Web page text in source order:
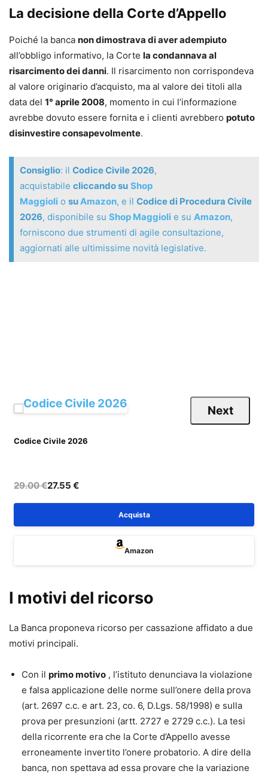
La decisione della Corte d’Appello
Poiché la banca non dimostrava di aver adempiuto
all’obbligo informativo, la Corte la condannava al
risarcimento dei danni. Il risarcimento non corrispondeva
al valore originario d’acquisto, ma al valore dei titoli alla
data del 1° aprile 2008, momento in cui l’informazione
avrebbe dovuto essere fornita e i clienti avrebbero potuto
disinvestire consapevolmente.
Consiglio: il Codice Civile 2026,
acquistabile cliccando su Shop
Maggioli o suAmazon, e il Codice di Procedura Civile
2026, disponibile su Shop Maggioli e su Amazon,
forniscono due strumenti di agile consultazione,
aggiornati alle ultimissime novità legislative.
Codice Civile 2026
29.00 €27.55 €
Acquista
Amazon
Next
I motivi del ricorso
La Banca proponeva ricorso per cassazione affidato a due
motivi principali.
Con il primo motivo , l’istituto denunciava la violazione
e falsa applicazione delle norme sull’onere della prova
(art. 2697 c.c. e art. 23, co. 6, D.Lgs. 58/1998) e sulla
prova per presunzioni (artt. 2727 e 2729 c.c.). La tesi
della ricorrente era che la Corte d’Appello avesse
erroneamente invertito l’onere probatorio. A dire della
banca, non spettava ad essa provare che la variazione